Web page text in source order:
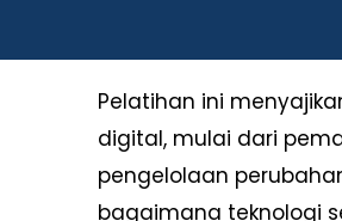
Pelatihan ini
digital, mulai dari
pengelolaan
bagaimana teknologi